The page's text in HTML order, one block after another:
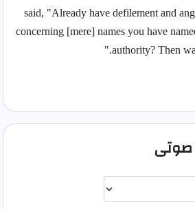
[Hud] said, "Already have defilement
concerning [mere] names you have
authority? Then